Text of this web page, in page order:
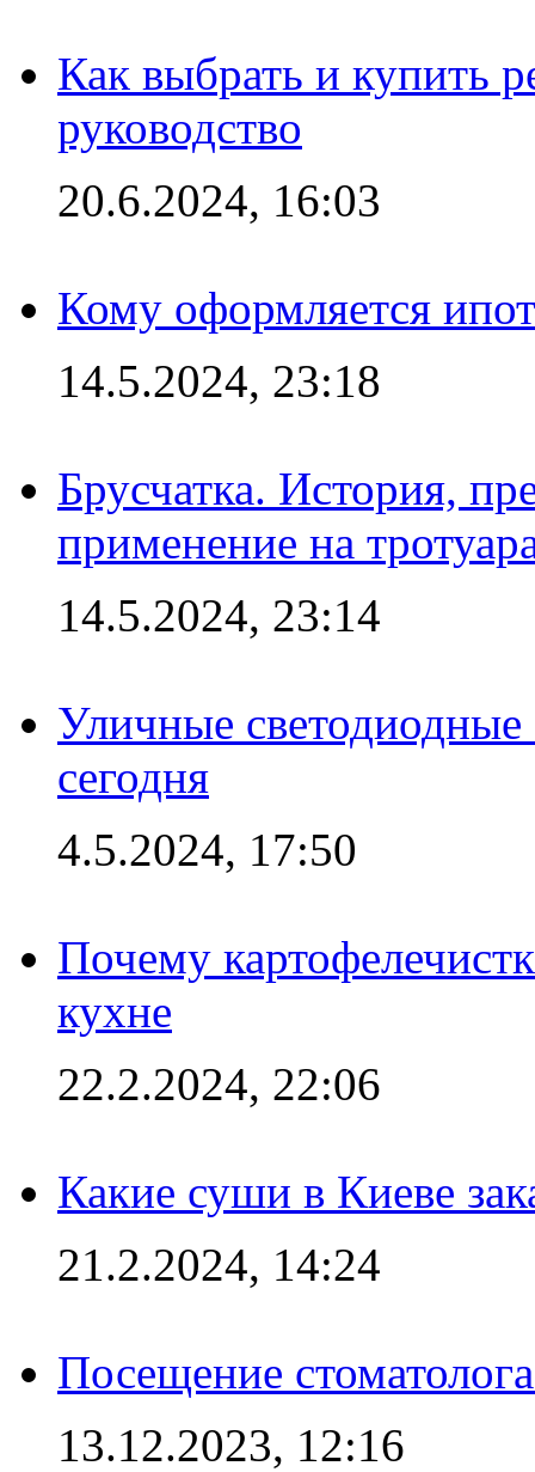
Как выбрать и купить
руководство
20.6.2024, 16:03
Кому оформляется
14.5.2024, 23:18
Брусчатка. История,
применение на
14.5.2024, 23:14
Уличные
сегодня
4.5.2024, 17:50
Почему
кухне
22.2.2024, 22:06
Какие суши в Киеве
21.2.2024, 14:24
Посещение
13.12.2023, 12:16